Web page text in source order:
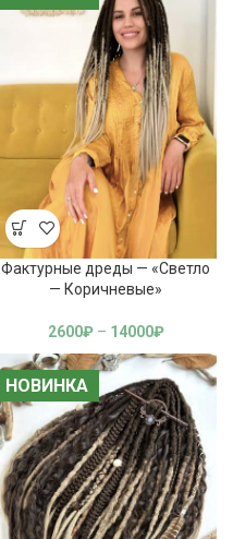
Фактурные дреды — «Светло
— Коричневые»
2600₽ – 14000₽
НОВИНКА
НОВИНКА